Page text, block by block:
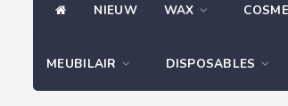
NIEUW WAX
MEUBILAIR DISPOSABLES